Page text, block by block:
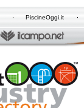
PiscineOggi.it